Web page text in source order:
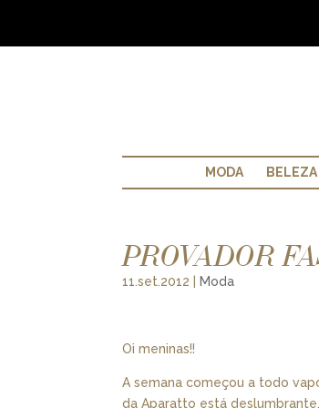
MODA BELEZA
PROVADOR
11.set.2012 Moda
Oi meninas!!
A semana começou a todo
da Aparatto está